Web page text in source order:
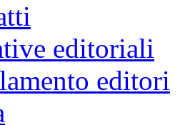
editoriali
editori